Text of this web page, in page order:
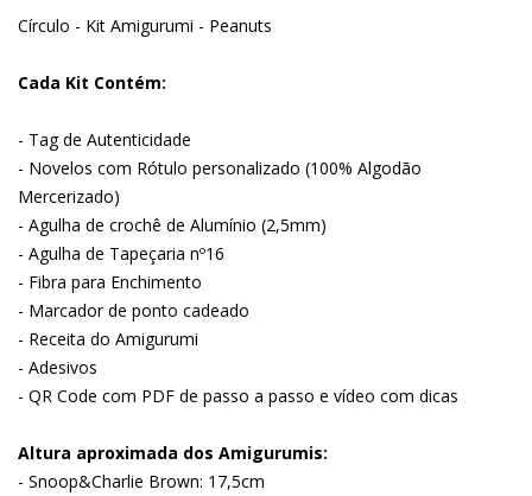
Círculo - Kit Amigurumi - Peanuts
Cada Kit Contém:
- Tag de Autenticidade
- Novelos com Rótulo personalizado (100% Algodão
Mercerizado)
- Agulha de crochê de Alumínio (2,5mm)
- Agulha de Tapeçaria nº16
- Fibra para Enchimento
- Marcador de ponto cadeado
- Receita do Amigurumi
- Adesivos
- QR Code com PDF de passo a passo e vídeo com dicas
Altura aproximada dos Amigurumis:
- Snoop&Charlie Brown: 17,5cm